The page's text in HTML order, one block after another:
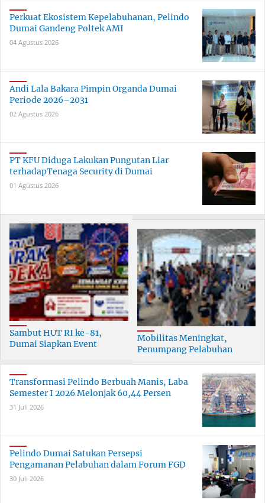
Perkuat Ekosistem Kepelabuhanan, Pelindo
Dumai Gandeng Poltek AMI
04 Agustus 2026
Andi Lala Bakara Pimpin Organda Dumai
Periode 2026–2031
02 Agustus 2026
PT KFU Diduga Lakukan Pungutan Liar
terhadapTenaga Security di Dumai
01 Agustus 2026
Sambut HUT RI ke-81,
Dumai Siapkan Event
Mobilitas Meningkat,
Penumpang Pelabuhan
Transformasi Pelindo Berbuah Manis, Laba
Semester I 2026 Melonjak 60,44 Persen
31 Juli 2026
Pelindo Dumai Satukan Persepsi
Pengamanan Pelabuhan dalam Forum FGD
30 Juli 2026